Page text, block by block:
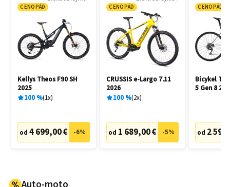
CENOPÁD
Kellys Theos F90 SH
2025
100% 1x
od 4 699,00 € -6%
CENOPÁD
CRUSSIS e-Largo 7.11
2026
100% 2x
od 1 689,00 € -5%
CENOPÁD
Bicykel
5 Gen 8
od 2